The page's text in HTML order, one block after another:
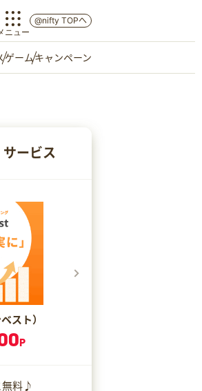
メニュー
@nifty TOPへ
ゲームキャンペーン
ービス
スト）
P
無料♪